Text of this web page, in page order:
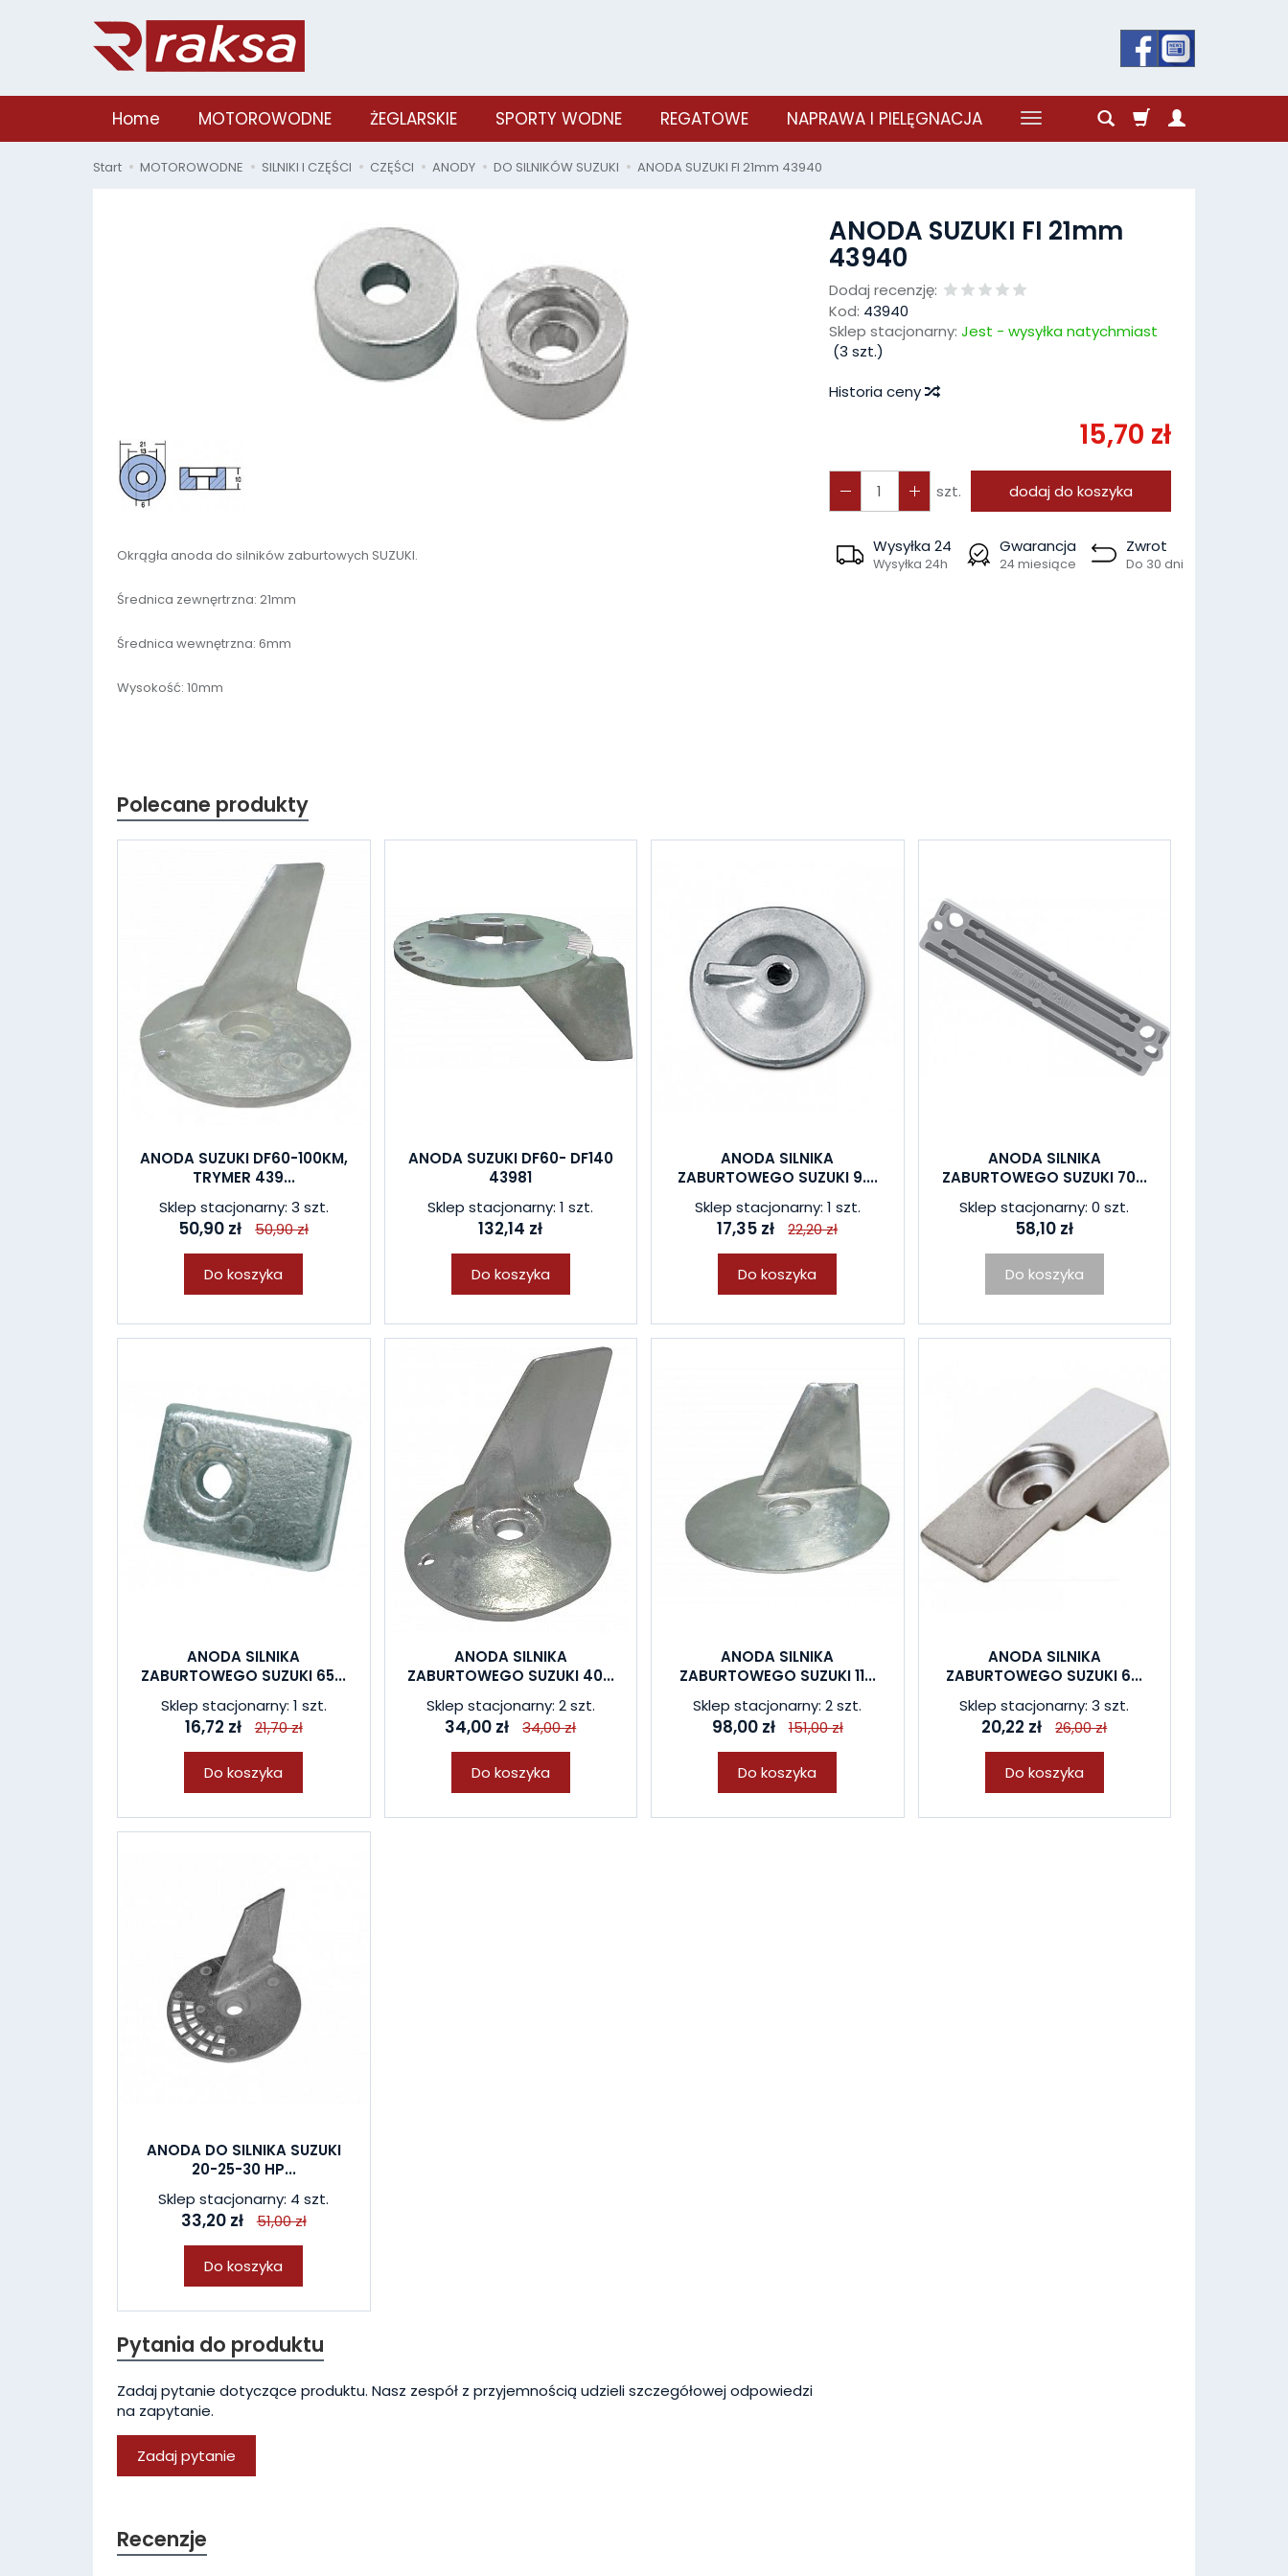
Home MOTOROWODNE ŻEGLARSKIE SPORTY WODNE REGATOWE NAPRAWA I PIELĘGNACJA
Start MOTOROWODNE SILNIKI I CZĘŚCI CZĘŚCI ANODY DO SILNIKÓW SUZUKI ANODA SUZUKI FI 21mm 43940
ANODA SUZUKI FI 21mm
43940
Dodaj recenzję:
Kod: 43940
Sklep stacjonarny: Jest - wysyłka natychmiast
(3 szt.)
Historia ceny
15,70 zł
szt. dodaj do koszyka
Wysyłka 24
Wysyłka 24h
Gwarancja
24 miesiące
Zwrot
Do 30 dni
Okrągła anoda do silników zaburtowych SUZUKI.
Średnica zewnęrtrzna: 21mm
Średnica wewnętrzna: 6mm
Wysokość: 10mm
Polecane produkty
ANODA SUZUKI DF60-100KM,
TRYMER 439...
Sklep stacjonarny: 3 szt.
50,90 zł 50,90 zł
Do koszyka
ANODA SUZUKI DF60- DF140
43981
Sklep stacjonarny: 1 szt.
132,14 zł
Do koszyka
ANODA SILNIKA
ZABURTOWEGO SUZUKI 9....
Sklep stacjonarny: 1 szt.
17,35 zł 22,20 zł
Do koszyka
ANODA SILNIKA
ZABURTOWEGO SUZUKI 70...
Sklep stacjonarny: 0 szt.
58,10 zł
Do koszyka
ANODA SILNIKA
ZABURTOWEGO SUZUKI 65...
Sklep stacjonarny: 1 szt.
16,72 zł 21,70 zł
Do koszyka
ANODA SILNIKA
ZABURTOWEGO SUZUKI 40...
Sklep stacjonarny: 2 szt.
34,00 zł 34,00 zł
Do koszyka
ANODA SILNIKA
ZABURTOWEGO SUZUKI 11...
Sklep stacjonarny: 2 szt.
98,00 zł 151,00 zł
Do koszyka
ANODA SILNIKA
ZABURTOWEGO SUZUKI 6...
Sklep stacjonarny: 3 szt.
20,22 zł 26,00 zł
Do koszyka
ANODA DO SILNIKA SUZUKI
20-25-30 HP...
Sklep stacjonarny: 4 szt.
33,20 zł 51,00 zł
Do koszyka
Pytania do produktu
Zadaj pytanie dotyczące produktu. Nasz zespół z przyjemnością udzieli szczegółowej odpowiedzi
na zapytanie.
Zadaj pytanie
Recenzje